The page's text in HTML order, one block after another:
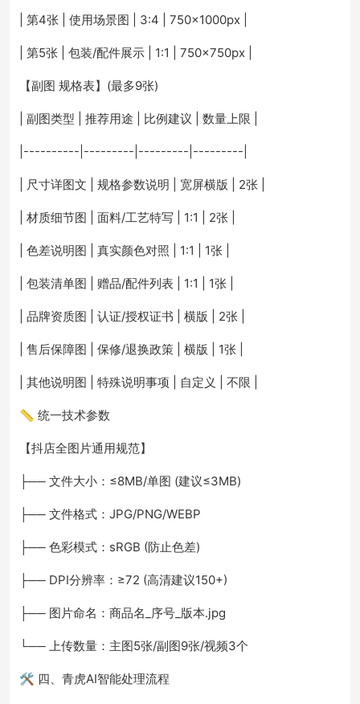
| 第4张 | 使用场景图 | 3:4 | 750×1000px |
| 第5张 | 包装/配件展示 | 1:1 | 750×750px |
【副图 规格表】(最多9张)
| 副图类型 | 推荐用途 | 比例建议 | 数量上限 |
|----------|---------|---------|---------|
| 尺寸详图文 | 规格参数说明 | 宽屏横版 | 2张 |
| 材质细节图 | 面料/工艺特写 | 1:1 | 2张 |
| 色差说明图 | 真实颜色对照 | 1:1 | 1张 |
| 包装清单图 | 赠品/配件列表 | 1:1 | 1张 |
| 品牌资质图 | 认证/授权证书 | 横版 | 2张 |
| 售后保障图 | 保修/退换政策 | 横版 | 1张 |
| 其他说明图 | 特殊说明事项 | 自定义 | 不限 |
📏 统一技术参数
【抖店全图片通用规范】
├── 文件大小：≤8MB/单图 (建议≤3MB)
├── 文件格式：JPG/PNG/WEBP
├── 色彩模式：sRGB (防止色差)
├── DPI分辨率：≥72 (高清建议150+)
├── 图片命名：商品名_序号_版本.jpg
└── 上传数量：主图5张/副图9张/视频3个
🛠️ 四、青虎AI智能处理流程